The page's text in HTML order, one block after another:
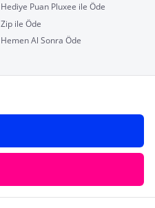
Hediye Puan Pluxee ile Öde
Zip ile Öde
Hemen Al Sonra Öde